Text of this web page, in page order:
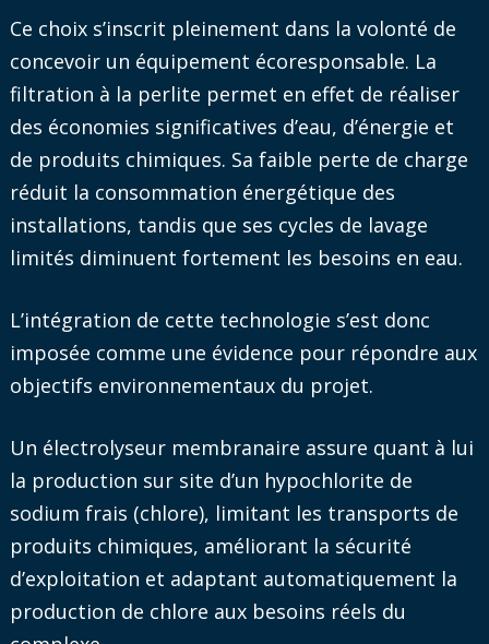
Ce choix s’inscrit pleinement dans la volonté de
concevoir un équipement écoresponsable. La
filtration à la perlite permet en effet de réaliser
des économies significatives d’eau, d’énergie et
de produits chimiques. Sa faible perte de charge
réduit la consommation énergétique des
installations, tandis que ses cycles de lavage
limités diminuent fortement les besoins en eau.
L’intégration de cette technologie s’est donc
imposée comme une évidence pour répondre aux
objectifs environnementaux du projet.
Un électrolyseur membranaire assure quant à lui
la production sur site d’un hypochlorite de
sodium frais (chlore), limitant les transports de
produits chimiques, améliorant la sécurité
d’exploitation et adaptant automatiquement la
production de chlore aux besoins réels du